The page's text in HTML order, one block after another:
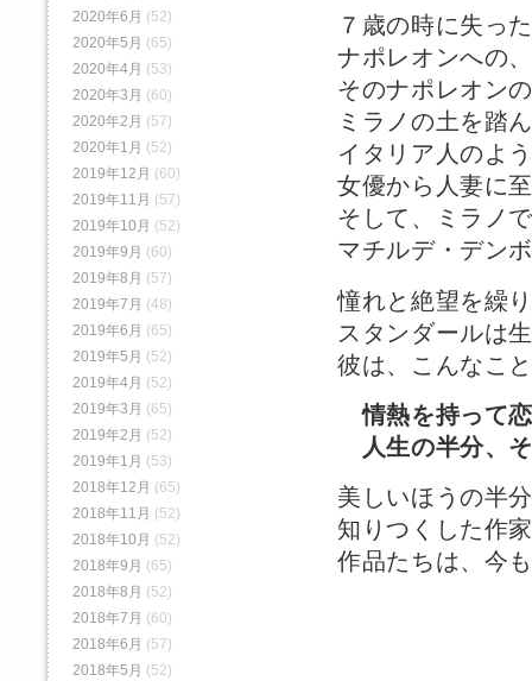
７歳の時に失っ
ナポレオンへの
そのナポレオン
ミラノの土を踏
イタリア人のよ
女優から人妻に
そして、ミラノ
マチルデ・デン
憧れと絶望を繰
スタンダールは
彼は、こんなこ
情熱を持って
人生の半分、
美しいほうの半
知りつくした作
作品たちは、今
2020年6月 (52)
2020年5月 (65)
2020年4月 (53)
2020年3月 (60)
2020年2月 (57)
2020年1月 (52)
2019年12月 (60)
2019年11月 (57)
2019年10月 (52)
2019年9月 (60)
2019年8月 (57)
2019年7月 (48)
2019年6月 (65)
2019年5月 (52)
2019年4月 (52)
2019年3月 (65)
2019年2月 (52)
2019年1月 (53)
2018年12月 (65)
2018年11月 (52)
2018年10月 (52)
2018年9月 (65)
2018年8月 (52)
2018年7月 (60)
2018年6月 (57)
2018年5月 (52)